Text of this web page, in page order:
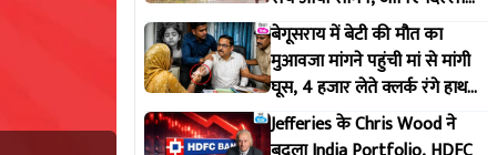
पुलिस ने क्या कहा
बेगूसराय में बेटी की मौत का
मुआवजा मांगने पहुंची मां से मांगी
घूस, 4 हजार लेते क्लर्क रंगे हाथ
गिरफ्तार
Jefferies के Chris Wood ने